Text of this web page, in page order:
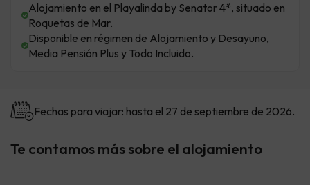
Alojamiento en el Playalinda by Senator 4*, situado en
Roquetas de Mar.
Disponible en régimen de Alojamiento y Desayuno,
Media Pensión Plus y Todo Incluido.
Fechas para viajar: hasta el 27 de septiembre de 2026.
Te contamos más sobre el alojamiento